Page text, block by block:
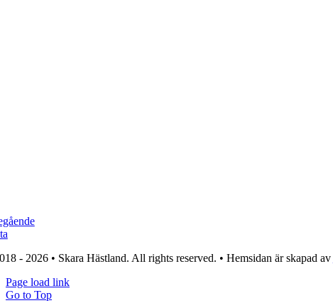
- 2026 • Skara Hästland. All rights reserved. • Hemsidan är skapad av
Page load link
Go to Top